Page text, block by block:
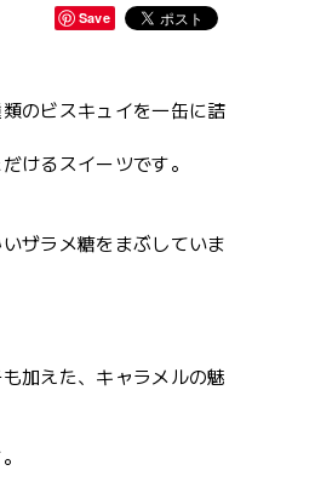
Save
のビスキュイを一缶に詰
けるスイーツです。
ザラメ糖をまぶしていま
加えた、キャラメルの魅